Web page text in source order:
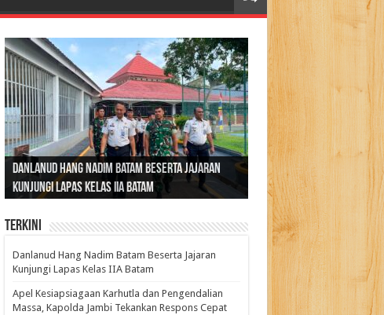
Danlanud Hang Nadim Batam Beserta Jajaran
Kunjungi Lapas Kelas IIA Batam
Silaturahmi dan Reses Komite I DPD RI di Polda
Jambi Bahas Sinergitas Penanganan Narkotika
Gubernur Al Haris: Lomba Cerdas Cermat Sarana
Edukasi Pembentukan Karakter Generasi
Penerus
Gubernur Al Haris Dorong Koperasi Merah Putih
Cepat Beroperasi Agar Bisa Layani Masyarakat
Penuhi Kebutuhannya
Sosok Fenomenal yang Menggetarkan
Nusantara: Ratu Wangsa, Wanita Berkelas
dengan Pengaruh Internasional
Terkini
Danlanud Hang Nadim Batam Beserta Jajaran
Kunjungi Lapas Kelas IIA Batam
Apel Kesiapsiagaan Karhutla dan Pengendalian
Massa, Kapolda Jambi Tekankan Respons Cepat